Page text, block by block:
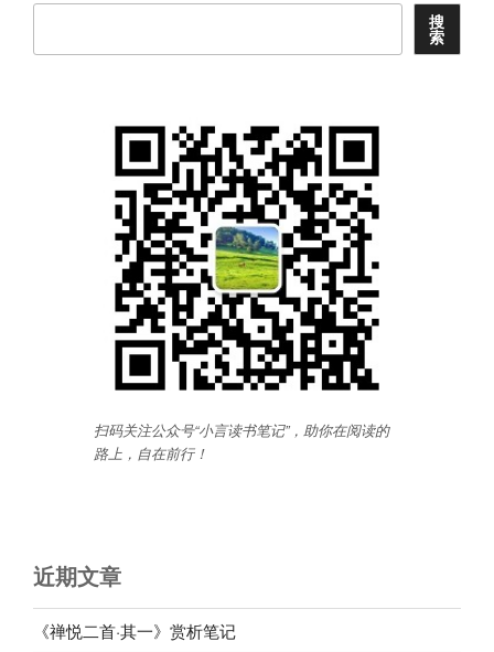
搜
索
扫码关注公众号“小言读书笔记”，助你在阅读的
路上，自在前行！
近期文章
《禅悦二首·其一》赏析笔记